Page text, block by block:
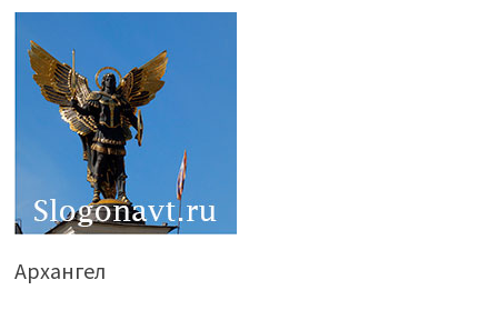
Архангел